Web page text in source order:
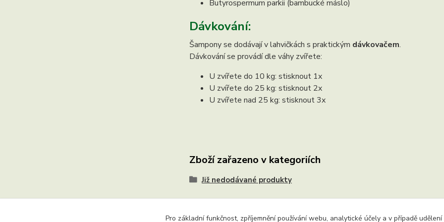
Butyrospermum parkii (bambucké máslo)
Dávkování:
Šampony se dodávají v lahvičkách s praktickým dávkovačem.
Dávkování se provádí dle váhy zvířete:
U zvířete do 10 kg: stisknout 1x
U zvířete do 25 kg: stisknout 2x
U zvířete nad 25 kg: stisknout 3x
Zboží zařazeno v kategoriích
Již nedodávané produkty
Pro základní funkčnost, zpříjemnění používání webu, analytické účely a v případě